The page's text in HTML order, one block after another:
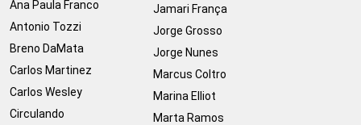
Ana Paula Franco
Antonio Tozzi
Breno DaMata
Carlos Martinez
Carlos Wesley
Circulando
Jamari França
Jorge Grosso
Jorge Nunes
Marcus Coltro
Marina Elliot
Marta Ramos